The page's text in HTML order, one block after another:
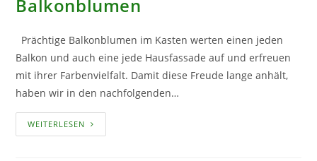
Balkonblumen
Prächtige Balkonblumen im Kasten werten einen jeden
Balkon und auch eine jede Hausfassade auf und erfreuen
mit ihrer Farbenvielfalt. Damit diese Freude lange anhält,
haben wir in den nachfolgenden…
WEITERLESEN DIE
WICHTIGSTEN